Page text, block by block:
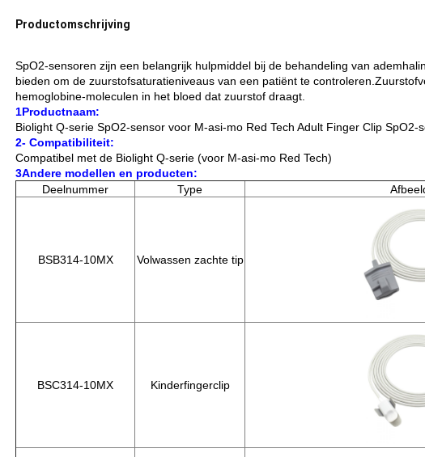
Productomschrijving
SpO2-sensoren zijn een belangrijk hulpmiddel bij de behandeling van
bieden om de zuurstofsaturatieniveaus van een patiënt te
hemoglobine-moleculen in het bloed dat zuurstof draagt.
1Productnaam:
Biolight Q-serie SpO2-sensor voor M-asi-mo Red Tech Adult Finger Clip SpO2-
2- Compatibiliteit:
Compatibel met de Biolight Q-serie (voor M-asi-mo Red Tech)
3Andere modellen en producten:
Deelnummer
Type
BSB314-10MX Volwassen zachte tip
BSC314-10MX Kinderfingerclip